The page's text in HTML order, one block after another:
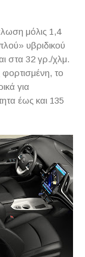
μόλις 1,4
υβριδικού
στα 32 γρ./χλμ.
το
για
έως και 135